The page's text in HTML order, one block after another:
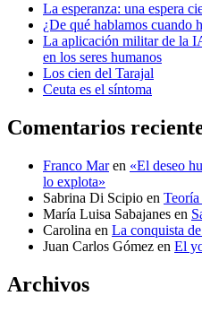
La esperanza: una espera
¿De qué hablamos cuando
La aplicación militar de la
en los seres humanos
Los cien del Tarajal
Ceuta es el síntoma
Comentarios
Franco Maren «El deseo
lo explota»
Sabrina Di Scipio en
María Luisa Sabajanes en
Carolina en La conquista
Juan Carlos Gómez en El
Archivos